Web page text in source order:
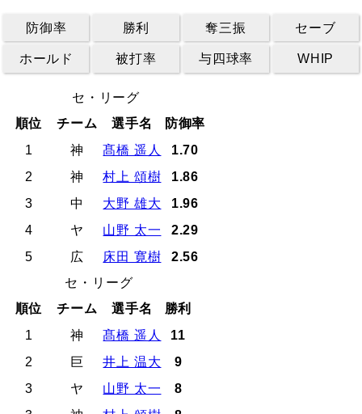
防御率 勝利 奪三振 セーブ
ホールド 被打率 与四球率 WHIP
セ・リーグ
順位
チーム 選手名
防御率
1
神 髙橋 遥人
1.70
2
神 村上 頌樹
1.86
3
中 大野 雄大
1.96
4
ヤ 山野 太一
2.29
5
広 床田 寛樹
2.56
セ・リーグ
順位
チーム 選手名
勝利
1
神 髙橋 遥人
11
2
巨 井上 温大
9
3
ヤ 山野 太一
8